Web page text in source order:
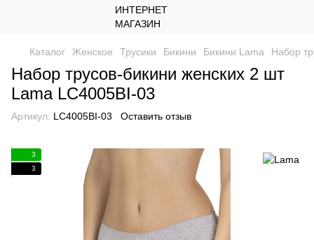
Каталог Женское Трусики Бикини Бикини Lama Набор
Набор трусов-бикини женских 2 шт
Lama LC4005BI-03
Артикул: LC4005BI-03 Оставить отзыв
3
3